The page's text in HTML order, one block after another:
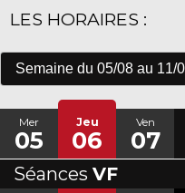
LES HORAIRES :
Mer
05
Jeu
06
Ven
07
Séances VF